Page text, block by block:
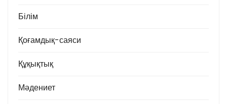
Білім
Қоғамдық-саяси
Құқықтық
Мәдениет